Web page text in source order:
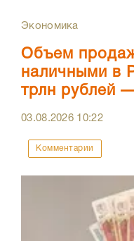
Экономика
Объем
наличными в
трлн рублей
03.08.2026 10:22
Комментарии